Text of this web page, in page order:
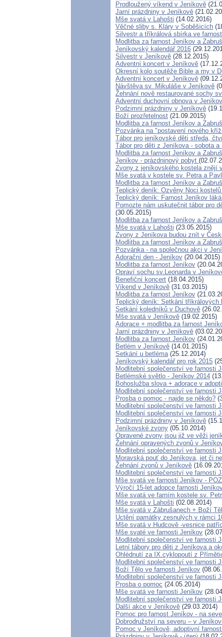
Prodloužený víkend v Jeníkově
Jarní prázdniny v Jeníkově
Mše svatá v Lahošti (14.02.2016)
Věčné sliby s. Kláry v Soběšicích
Silvestr a tříkrálová sbírka ve
Modlitba za farnost Jeníkov a
Jeníkovský kalendář 2016
Silvestr v Jeníkově (28.12.2015)
Adventní koncert v Jeníkově
Okresní kolo soutěže Bible a my v
Adventní koncert v Jeníkově
Návštěva sv. Mikuláše v Jeníkově
Žehnání nově restaurované sochy
Adventní duchovní obnova v
Podzimní prázdniny v Jeníkově
Boží prozřetelnost (21.09.2015)
Modlitba za farnost Jeníkov a
Pozvánka na "postavení nového
Tábor pro jeníkovské děti středa,
Tábor pro děti z Jeníkova - sobota a
Modlitba za farnost Jeníkov a
Jeníkov - prázdninový pobyt
Zvony z jeníkovského kostela znějí
Mše svatá v kostele sv. Petra a
Modlitba za farnost Jeníkov a
Teplický deník: Ozvěny Noci
Teplický deník: Farnost Jeníkov
Pomozte nám uskutečnit tábor pro
(30.05.2015)
Modlitba za farnost Jeníkov a
Mše svatá v Lahošti (23.05.2015)
Zvony z Jeníkova budou znít v
Modlitba za farnost Jeníkov a
Pozvánka - na společnou akci v
Adorační den - Jeníkov (20.04.2015)
Modlitba za farnost Jeníkov
Opraví sochu sv.Leonarda v
Benefiční koncert (18.04.2015)
Víkend v Jeníkově (31.03.2015)
Modlitba za farnost Jeníkov
Teplický deník: Setkání tříkrálových
Setkání koledníků v Duchově
Mše svatá v Jeníkově (19.02.2015)
Adorace + modlitba za farnost
Jarní prázdniny v Jeníkově
Modlitba za farnost Jeníkov
Betlém v Jeníkově (14.01.2015)
Setkání u betléma(25.12.2014)
Jeníkovský kalendář pro rok 2015
Modlitební společenství ve farnosti
Betlémské světlo - Jeníkov 2014
Bohoslužba slova + adorace v
Modlitební společenství ve farnosti
Prosba o pomoc - najde se někdo?
Modlitební společenství ve farnosti
Modlitební společenství ve farnosti
Podzimní prázdniny v Jeníkově
Jeníkovské zvony (05.10.2014)
Opravené zvony jsou již ve věži
Žehnání opravených zvonů v
Modlitební společenství ve farnosti
Moravská pouť do Jeníkova, jet či
Žehnání zvonů v Jeníkově
Modlitební společenství ve farnosti
Mše svatá ve farnosti Jeníkov -
Výročí 15-let adopce farnosti
Mše svatá ve farním kostele sv.
Mše svatá v Lahošti (02.08.2014)
Mše svatá v Zábrušanech + Boží
Uctění památky zesnulých v rámci
Mše svatá v Hudcově -vesnice
Mše svaté ve farnosti Jeníkov
Modlitební společenství ve farnosti
Letní tábory pro děti z Jeníkova a
Ohlédnutí za IX.cyklopoutí z
Modlitební společenství ve farnosti
Boží Tělo ve farnosti Jeníkov
Modlitební společenství ve farnosti
Prosba o pomoc (24.05.2014)
Mše svatá ve farnosti Jeníkov
Modlitební společenství ve farnosti
Další akce v Jeníkově (29.03.2014)
Pomoc pro farnost Jeníkov - na
Dobrodružství na severu – v
Pomoc v Jeníkově, adoptivní